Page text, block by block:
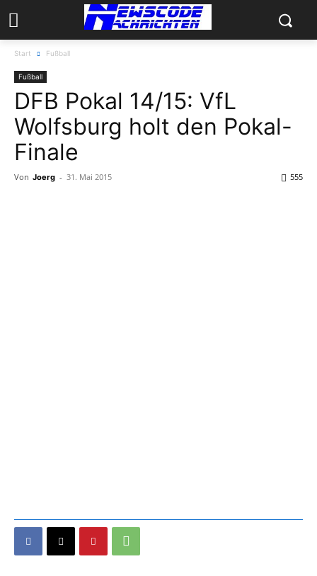
Start Fußball
Fußball
DFB Pokal 14/15: VfL
Wolfsburg holt den Pokal-
Finale
Von Joerg - 31. Mai 2015 555